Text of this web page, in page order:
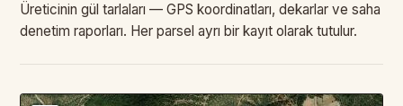
Üreticinin gül tarlaları — GPS koordinatları, dekarlar ve saha
denetim raporları. Her parsel ayrı bir kayıt olarak tutulur.